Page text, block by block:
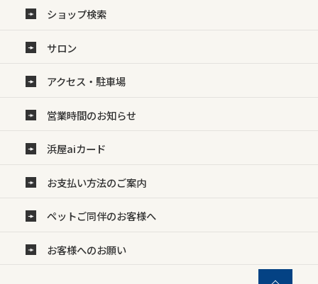
ショップ検索
サロン
アクセス・駐車場
営業時間のお知らせ
浜屋aiカード
お支払い方法のご案内
ペットご同伴のお客様へ
お客様へのお願い